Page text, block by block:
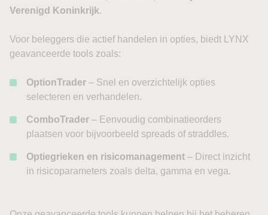
Verenigd Koninkrijk.
Voor beleggers die actief handelen in opties, biedt LYNX
geavanceerde tools zoals:
OptionTrader – Snel en overzichtelijk opties
selecteren en verhandelen.
ComboTrader – Eenvoudig combinatieorders
plaatsen voor bijvoorbeeld spreads of straddles.
Optiegrieken en risicomanagement – Direct inzicht
in risicoparameters zoals delta, gamma en vega.